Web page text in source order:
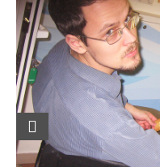
Previous